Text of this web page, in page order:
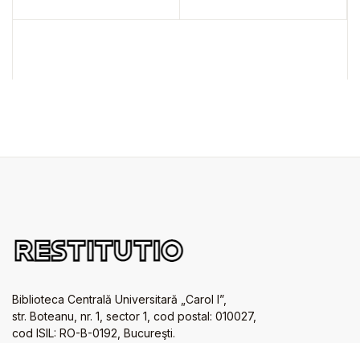
Biblioteca Centrală Universitară „Carol I”,
str. Boteanu, nr. 1, sector 1, cod postal: 010027,
cod ISIL: RO-B-0192, Bucureşti.